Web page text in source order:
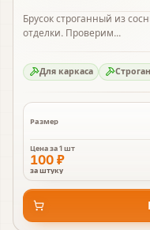
Брусок строганный из
отделки. Проверим...
Для каркаса
Размер
Цена за1 шт
100 ₽
за штуку